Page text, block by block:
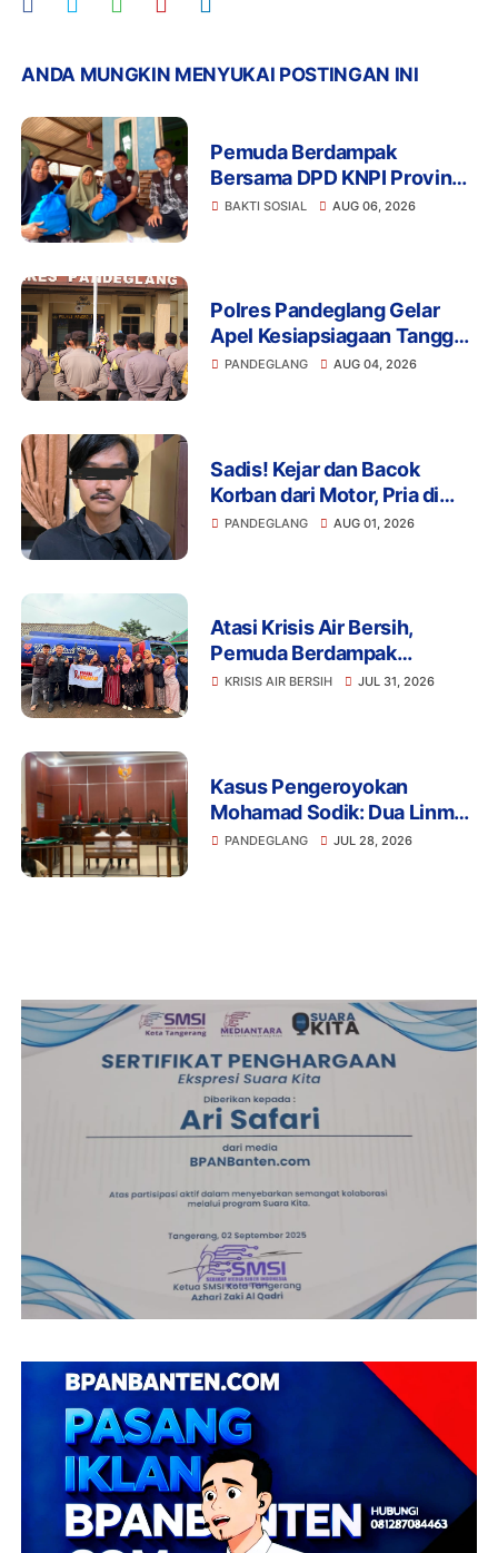
ANDA MUNGKIN MENYUKAI POSTINGAN INI
Pemuda Berdampak
Bersama DPD KNPI Provinsi
Banten dan KKN Kelompok
BAKTI SOSIAL AUG 06, 2026
Polres Pandeglang Gelar
Apel Kesiapsiagaan Tanggap
Bencana dan Karhutla,
PANDEGLANG AUG 04, 2026
Sadis! Kejar dan Bacok
Korban dari Motor, Pria di
Pandeglang Diciduk Polisi
PANDEGLANG AUG 01, 2026
Atasi Krisis Air Bersih,
Pemuda Berdampak
Kerahkan 4 Tangki Air untuk
KRISIS AIR BERSIH JUL 31, 2026
Kasus Pengeroyokan
Mohamad Sodik: Dua Linmas
Pandeglang Diganjar 5 Bulan
PANDEGLANG JUL 28, 2026